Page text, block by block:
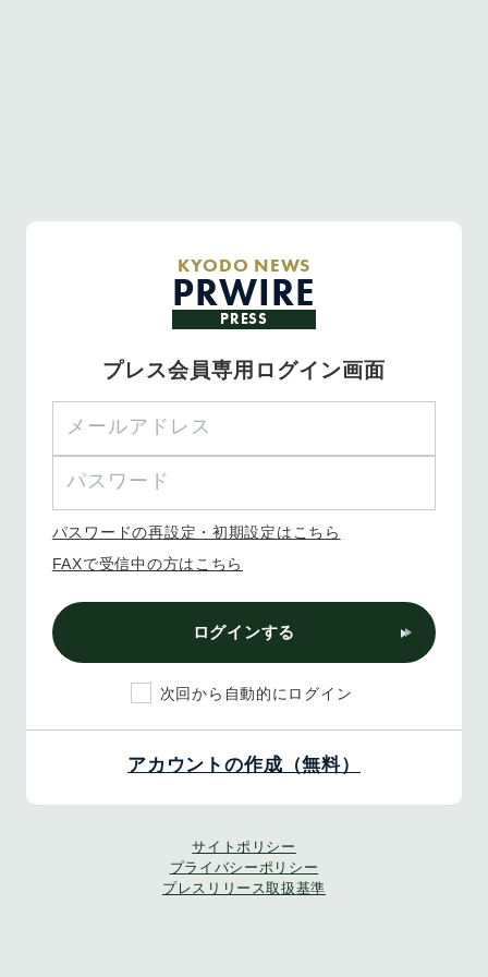
KYODO NEWS
PRWIRE
PRESS
プレス会員専用ログイン画面
パスワードの再設定・初期設定はこちら
FAXで受信中の方はこちら
ログインする
次回から自動的にログイン
アカウントの作成（無料）
サイトポリシー
プライバシーポリシー
プレスリリース取扱基準